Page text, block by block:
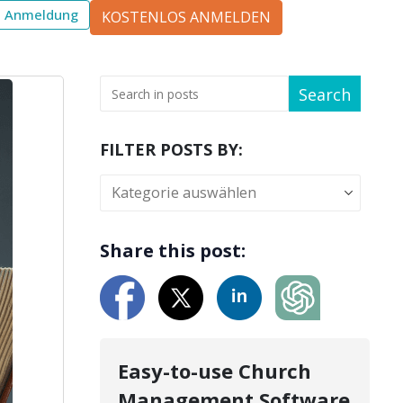
Anmeldung KOSTENLOS ANMELDEN
Search
FILTER POSTS BY:
Share this post:
Easy-to-use Church